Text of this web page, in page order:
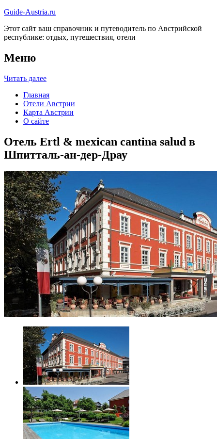
Guide-Austria.ru
Этот сайт ваш справочник и путеводитель по Австрийской
республике: отдых, путешествия, отели
Меню
Читать далее
Главная
Отели Австрии
Карта Австрии
О сайте
Отель Ertl & mexican cantina salud в
Шпитталь-ан-дер-Драу